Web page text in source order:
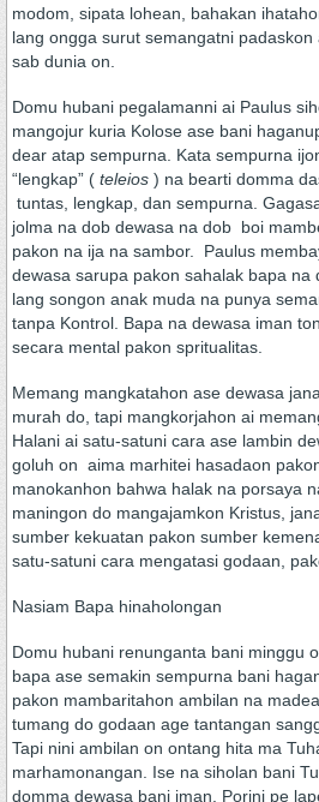
modom, sipata lohean, bahakan
lang ongga surut semangatni
sab dunia on.
Domu hubani pegalamanni ai Paulus
mangojur kuria Kolose ase bani
dear atap sempurna. Kata sempurna
“lengkap” ( teleios ) na bearti domma
tuntas, lengkap, dan sempurna.
jolma na dob dewasa na dob boi
pakon na ija na sambor. Paulus
dewasa sarupa pakon sahalak bapa na
lang songon anak muda na punya
tanpa Kontrol. Bapa na dewasa iman
secara mental pakon spritualitas.
Memang mangkatahon ase dewasa
murah do, tapi mangkorjahon ai
Halani ai satu-satuni cara ase lambin
goluh on aima marhitei hasadaon
manokanhon bahwa halak na porsaya
maningon do mangajamkon Kristus,
sumber kekuatan pakon sumber
satu-satuni cara mengatasi godaan,
Nasiam Bapa hinaholongan
Domu hubani renunganta bani minggu
bapa ase semakin sempurna bani
pakon mambaritahon ambilan na
tumang do godaan age tantangan
Tapi nini ambilan on ontang hita ma
marhamonangan. Ise na siholan bani
domma dewasa bani iman. Porini pe